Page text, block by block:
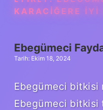
KARACIĞERE IYI
Ebegümeci
Tarih: Ekim 18, 2024
Ebegümeci bitkisi
Ebegümeci